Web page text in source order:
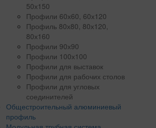
50х150
Профили 60х60, 60х120
Профиль 80х80, 80х120,
80х160
Профили 90х90
Профили 100х100
Профили для выставок
Профили для рабочих столов
Профили для угловых
соединителей
Общестроительный алюминиевый
профиль